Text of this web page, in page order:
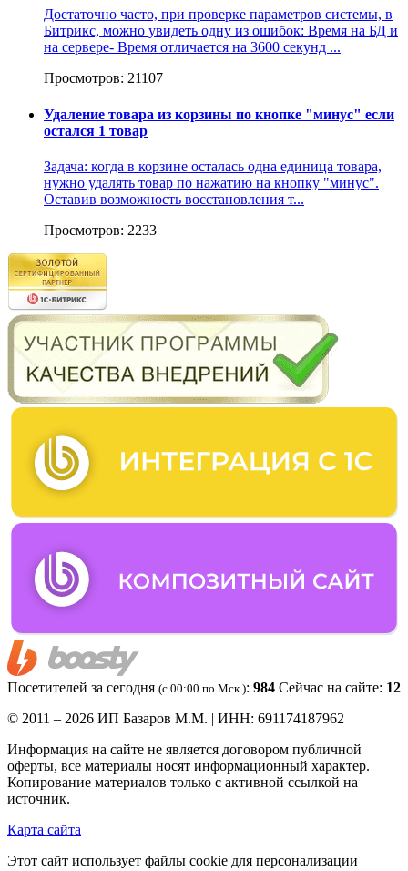
Достаточно часто, при проверке параметров системы, в
Битрикс, можно увидеть одну из ошибок: Время на БД и
на сервере- Время отличается на 3600 секунд ...
Просмотров: 21107
Удаление товара из корзины по кнопке "минус" если
остался 1 товар
Задача: когда в корзине осталась одна единица товара,
нужно удалять товар по нажатию на кнопку "минус".
Оставив возможность восстановления т...
Просмотров: 2233
Посетителей за сегодня (c 00:00 по Мск.): 984 Сейчас на сайте: 12
© 2011 – 2026 ИП Базаров М.М. | ИНН: 691174187962
Информация на сайте не является договором публичной
оферты, все материалы носят информационный характер.
Копирование материалов только с активной ссылкой на
источник.
Карта сайта
Этот сайт использует файлы cookie для персонализации